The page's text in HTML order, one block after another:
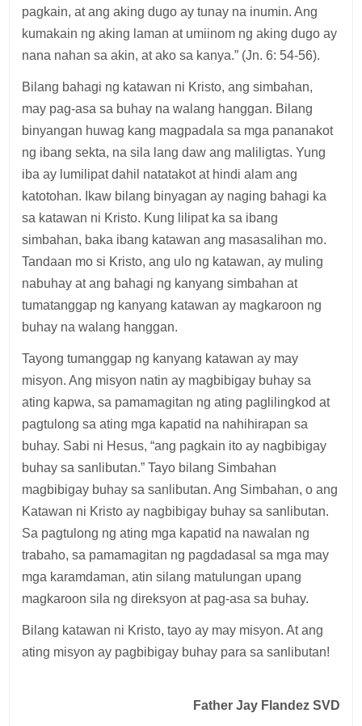
pagkain, at ang aking dugo ay tunay na inumin. Ang
kumakain ng aking laman at umiinom ng aking dugo ay
nana­ nahan sa akin, at ako sa kanya.” (Jn. 6: 54-56).
Bilang bahagi ng katawan ni Kristo, ang simbahan,
may pag-asa sa buhay na walang hanggan. Bilang
binyangan huwag kang magpadala sa mga pananakot
ng ibang sekta, na sila lang daw ang maliligtas. Yung
iba ay lumilipat dahil natatakot at hindi alam ang
katotohan. Ikaw bilang binyagan ay naging bahagi ka
sa katawan ni Kristo. Kung lilipat ka sa ibang
simbahan, baka ibang katawan ang masasalihan mo.
Tandaan mo si Kristo, ang ulo ng katawan, ay muling
nabuhay at ang bahagi ng kanyang simbahan at
tumatanggap ng kanyang katawan ay magkaroon ng
buhay na walang hanggan.
Tayong tumanggap ng kanyang katawan ay may
misyon. Ang misyon natin ay magbibigay buhay sa
ating kapwa, sa pamamagitan ng ating paglilingkod at
pagtulong sa ating mga kapatid na nahihirapan sa
buhay. Sabi ni Hesus, “ang pagkain ito ay nagbibigay
buhay sa sanlibutan.” Tayo bilang Simbahan
magbibigay buhay sa sanlibutan. Ang Simbahan, o ang
Katawan ni Kristo ay nagbibigay buhay sa sanlibutan.
Sa pagtulong ng ating mga kapatid na nawalan ng
trabaho, sa pamamagitan ng pagdadasal sa mga may
mga karamdaman, atin silang matulungan upang
magkaroon sila ng direksyon at pag-asa sa buhay.
Bilang katawan ni Kristo, tayo ay may misyon. At ang
ating misyon ay pagbibigay buhay para sa sanlibutan!
Father Jay Flandez SVD